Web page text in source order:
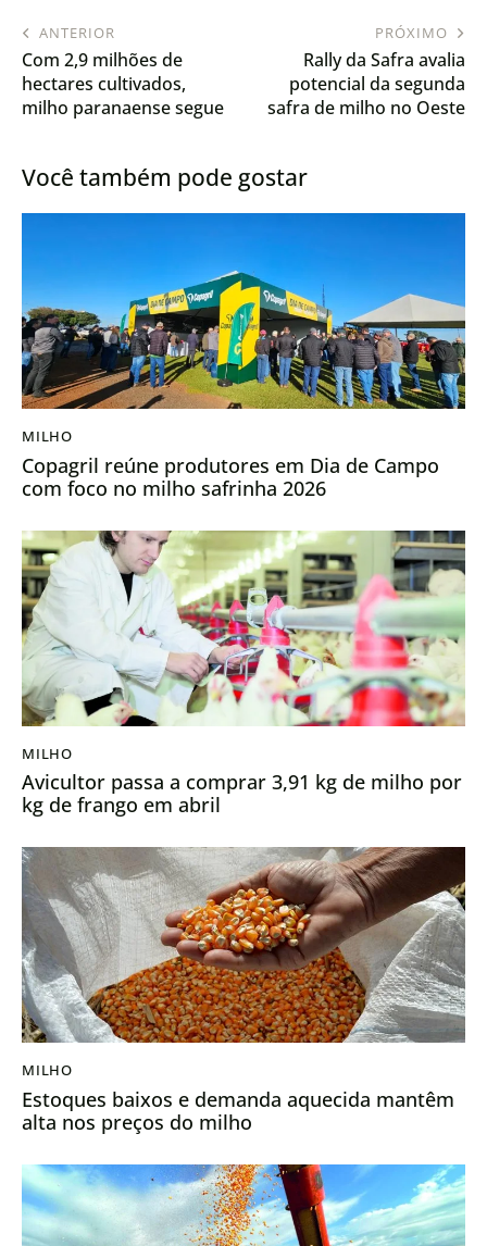
ANTERIOR
Com 2,9 milhões de
hectares cultivados,
milho paranaense segue
PRÓXIMO
Rally da Safra avalia
potencial da segunda
safra de milho no Oeste
Você também pode gostar
MILHO
Copagril reúne produtores em Dia de Campo
com foco no milho safrinha 2026
MILHO
Avicultor passa a comprar 3,91 kg de milho por
kg de frango em abril
MILHO
Estoques baixos e demanda aquecida mantêm
alta nos preços do milho